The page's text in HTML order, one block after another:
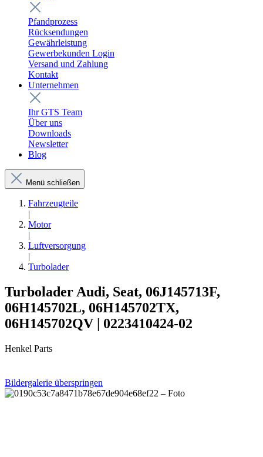
Pfandprozess
Rücksendungen
Gewährleistung
Gewerbekunden Login
Versand und Zahlung
Kontakt
Unternehmen
Ihr GTS Team
Über uns
Downloads
Newsletter
Blog
Menü schließen
Fahrzeugteile
|
Motor
|
Luftversorgung
|
Turbolader
Turbolader Audi, Seat, 06J145713F,
06H145702L, 06H145702TX,
06H145702QV | 0223410424-02
Henkel Parts
Bildergalerie überspringen